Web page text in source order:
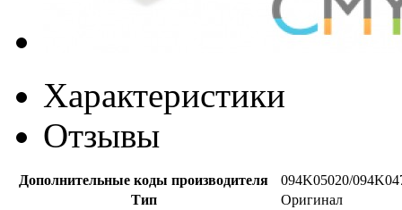
Характеристики
Отзывы
Дополнительные коды производителя
094K05020/
Тип
Оригинал